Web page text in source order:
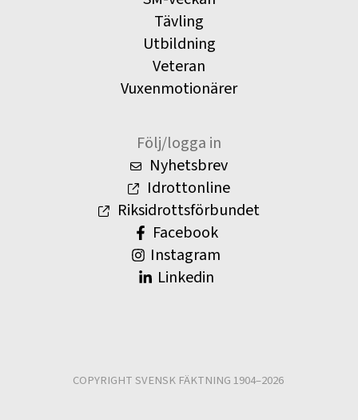
Tävling
Utbildning
Veteran
Vuxenmotionärer
Följ/logga in
Nyhetsbrev
Idrottonline
Riksidrottsförbundet
Facebook
Instagram
Linkedin
COPYRIGHT SVENSK FÄKTNING 1904–2026